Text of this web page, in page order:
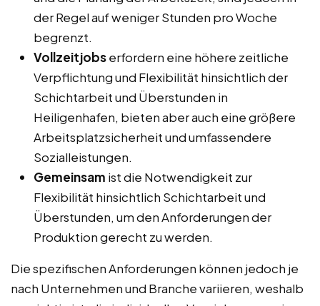
der Regel auf weniger Stunden pro Woche
begrenzt.
Vollzeitjobserfordern eine höhere zeitliche
Verpflichtung und Flexibilität hinsichtlich der
Schichtarbeit und Überstunden in
Heiligenhafen, bieten aber auch eine größere
Arbeitsplatzsicherheit und umfassendere
Sozialleistungen.
Gemeinsam ist die Notwendigkeit zur
Flexibilität hinsichtlich Schichtarbeit und
Überstunden, um den Anforderungen der
Produktion gerecht zu werden.
Die spezifischen Anforderungen können jedoch je
nach Unternehmen und Branche variieren, weshalb